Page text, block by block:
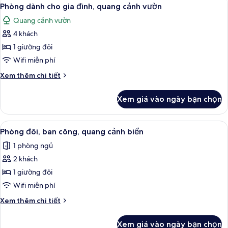
tất
cả
ảnh
Phòng
dành
cho
gia
quang
cảnh
vườn
2
Phòng dành cho gia đình, quang cảnh vườn
Quang cảnh vườn
4 khách
1 giường đôi
Wifi miễn phí
Xem thêm chi tiết
Chi
Phòng
dành
cho
đình,
quang
vườn
Xem giá vào ngày bạn chọn
Xem
tất
cả
ảnh
Phòng
đôi,
ban
công,
Phòng đôi, ban công, quang cảnh
4
Phòng đôi, ban công, quang cảnh biển
1 phòng ngủ
2 khách
1 giường đôi
Wifi miễn phí
Xem thêm chi tiết
Chi
Xem giá vào ngày bạn chọn